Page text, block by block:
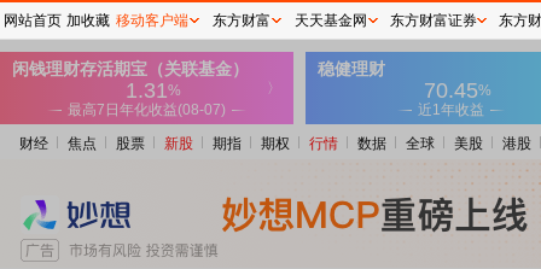
财经 焦点 股票 新股 期指 期权 行情 数据 全球 美股 港股
网站首页 加收藏 移动客户端 东方财富 天天基金网 东方财富证券 东方